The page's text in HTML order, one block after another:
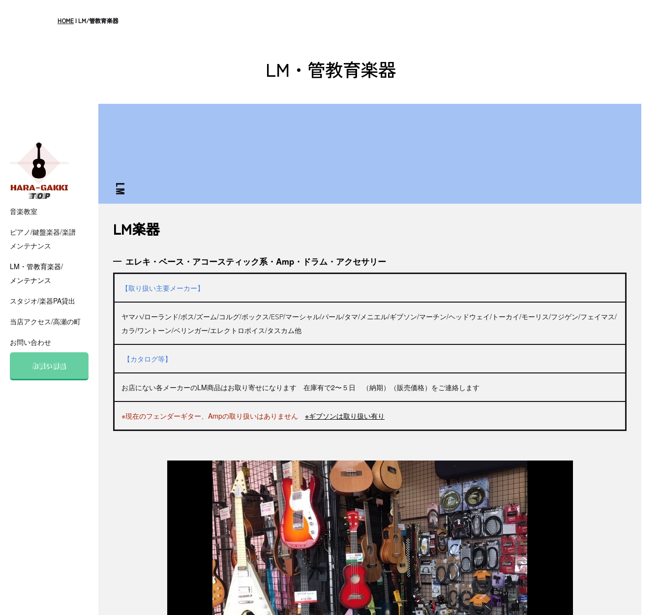
HOME|LM/管教育楽器
LM・管教育楽器
LM
LM楽器
エレキ・ベース・アコースティック系・Amp・ドラム・アクセサリー
【取り扱い主要メーカー】
ヤマハ/ローランド/ボス/ズーム/コルグ/ボックス/ESP/マーシャル/パール/タマ/メニエル/ギブソン/マーチン/ヘッドウェイ/トーカイ/モーリス/フジゲン/フェイマス/
カラ/ワントーン/ベリンガー/エレクトロボイス/タスカム他
【カタログ等】
お店にない各メーカーのLM商品はお取り寄せになります 在庫有で2〜５日 （納期）（販売価格）をご連絡します
※現在のフェンダーギター、Ampの取り扱いはありません ※ギブソンは取り扱い有り
音楽教室
ピアノ/鍵盤楽器/楽譜
メンテナンス
LM・管教育楽器/
メンテナンス
スタジオ/楽器PA貸出
当店アクセス/高瀬の町
お問い合わせ
お買い得品